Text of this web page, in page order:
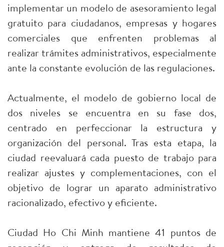
implementar un modelo de asesoramiento legal
gratuito para ciudadanos, empresas y hogares
comerciales que enfrenten problemas al
realizar trámites administrativos, especialmente
ante la constante evolución de las regulaciones.
Actualmente, el modelo de gobierno local de
dos niveles se encuentra en su fase dos,
centrado en perfeccionar la estructura y
organización del personal. Tras esta etapa, la
ciudad reevaluará cada puesto de trabajo para
realizar ajustes y complementaciones, con el
objetivo de lograr un aparato administrativo
racionalizado, efectivo y eficiente.
Ciudad Ho Chi Minh mantiene 41 puntos de